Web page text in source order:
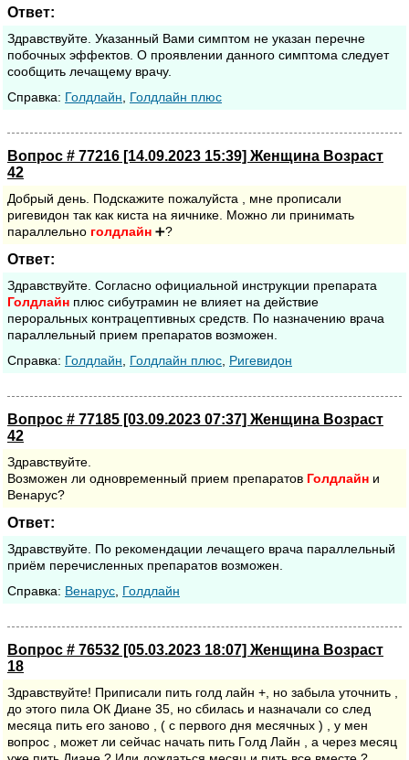
Ответ:
Здравствуйте. Указанный Вами симптом не указан перечне
побочных эффектов. О проявлении данного симптома следует
сообщить лечащему врачу.
Cправка: Голдлайн Голдлайн плюс
Вопрос # 77216 [14.09.2023 15:39] Женщина Возраст
42
Добрый день. Подскажите пожалуйста , мне прописали
ригевидон так как киста на яичнике. Можно ли принимать
параллельно голдлайн ➕?
Ответ:
Здравствуйте. Согласно официальной инструкции препарата
Голдлайн плюс сибутрамин не влияет на действие
пероральных контрацептивных средств. По назначению врача
параллельный прием препаратов возможен.
Cправка: Голдлайн Голдлайн плюс Ригевидон
Вопрос # 77185 [03.09.2023 07:37] Женщина Возраст
42
Здравствуйте.
Возможен ли одновременный прием препаратов Голдлайн и
Венарус?
Ответ:
Здравствуйте. По рекомендации лечащего врача параллельный
приём перечисленных препаратов возможен.
Cправка: Венарус Голдлайн
Вопрос # 76532 [05.03.2023 18:07] Женщина Возраст
18
Здравствуйте! Приписали пить голд лайн +, но забыла уточнить ,
до этого пила ОК Диане 35, но сбилась и назначали со след
месяца пить его заново , ( с первого дня месячных ) , у мен
вопрос , может ли сейчас начать пить Голд Лайн , а через месяц